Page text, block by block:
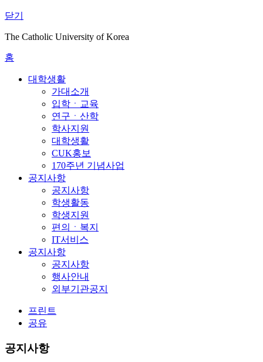
닫기
The Catholic University of Korea
홈
대학생활
가대소개
입학ㆍ교육
연구ㆍ산학
학사지원
대학생활
CUK홍보
170주년 기념사업
공지사항
공지사항
학생활동
학생지원
편의ㆍ복지
IT서비스
공지사항
공지사항
행사안내
외부기관공지
프린트
공유
공지사항